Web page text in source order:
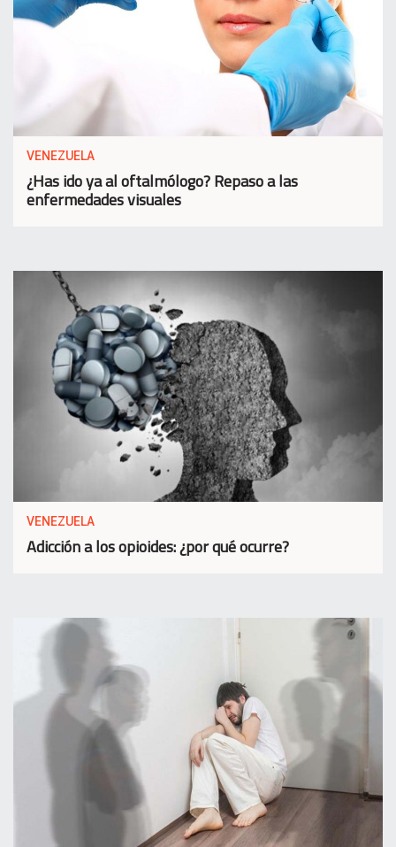
VENEZUELA
¿Has ido ya al oftalmólogo? Repaso a las
enfermedades visuales
VENEZUELA
Adicción a los opioides: ¿por qué ocurre?